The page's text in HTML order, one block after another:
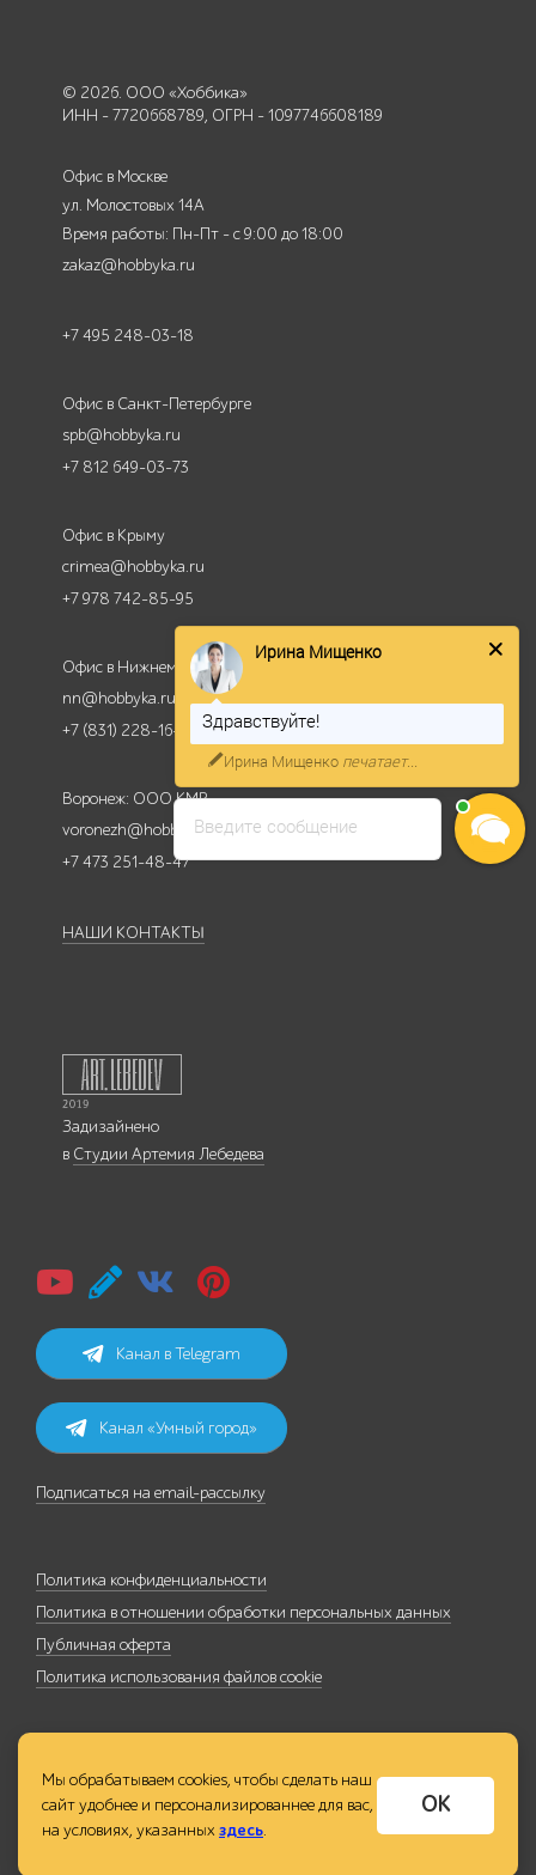
© 2026. ООО «Хоббика»
ИНН - 7720668789, ОГРН - 1097746608189
Офис в Москве
ул. Молостовых 14А
Время работы: Пн-Пт - с 9:00 до 18:00
zakaz@hobbyka.ru
+7 495 248-03-18
Офис в Санкт-Петербурге
spb@hobbyka.ru
+7 812 649-03-73
Офис в Крыму
crimea@hobbyka.ru
+7 978 742-85-95
Офис в Нижнем Новгороде
nn@hobbyka.ru
+7 (831) 228-16-84
Воронеж: ООО КМР
voronezh@hobbyka.ru
+7 473 251-48-47
НАШИ КОНТАКТЫ
Задизайнено
в Студии Артемия Лебедева
Канал в Telegram
Канал «Умный город»
Подписаться на email-рассылку
Политика конфиденциальности
Политика в отношении обработки персональных данных
Публичная оферта
Политика использования файлов cookie
Мы обрабатываем cookies, чтобы сделать наш
сайт удобнее и персонализированнее для вас,
на условиях, указанныхздесь.
ОК
Введите сообщение
Ирина Мищенко
Здравствуйте!
Ирина Мищенко печатает...